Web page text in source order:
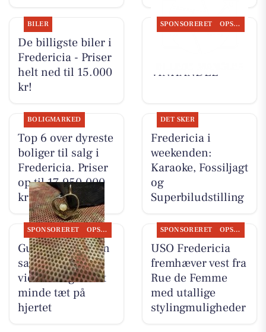
BILER
De billigste biler i
Fredericia - Priser
helt ned til 15.000
kr!
SPONSORERET OPSLAGSTAVLEN
VINHANDEL
BOLIGMARKED
Top 6 over dyreste
boliger til salg i
Fredericia. Priser
op til 17.950.000
kr
DET SKER
Fredericia i
weekenden:
Karaoke, Fossiljagt
og
Superbiludstilling
SPONSORERET OPSLAGSTAVLEN
Guldsmed Lütken
samler to halve
vielsesringe til et
minde tæt på
hjertet
SPONSORERET OPSLAGSTAVLEN
USO Fredericia
fremhæver vest fra
Rue de Femme
med utallige
stylingmuligheder